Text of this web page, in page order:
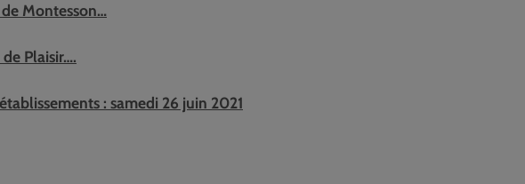
Montesson…
Plaisir….
: samedi 26 juin 2021